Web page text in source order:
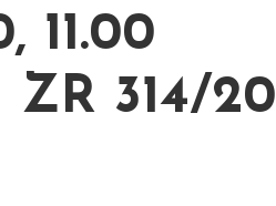
11.00
314/20